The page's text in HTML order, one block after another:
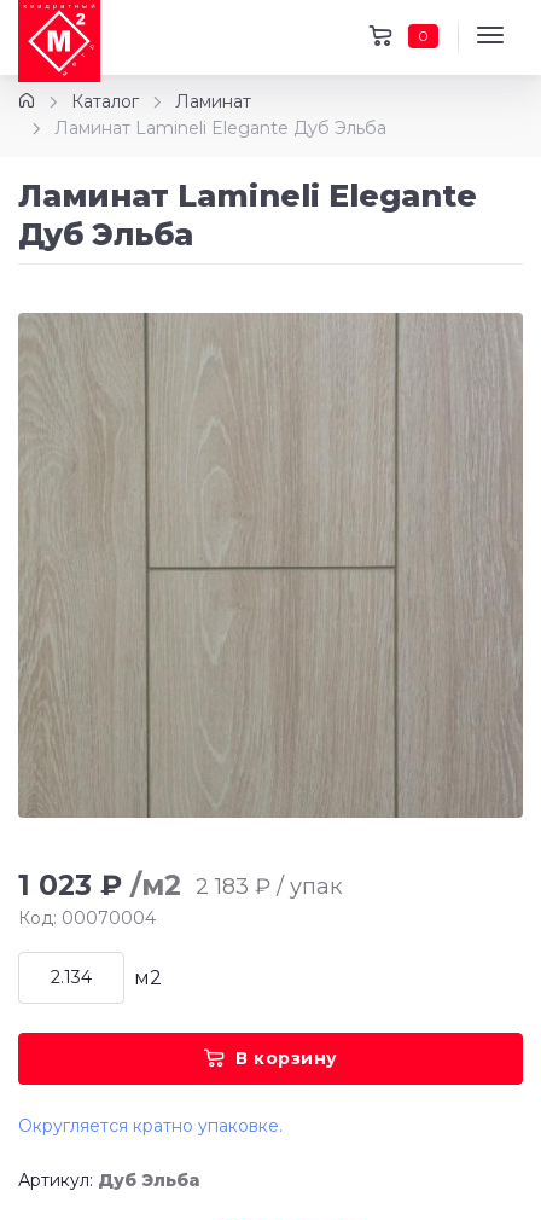
0
Каталог
Ламинат
Ламинат Lamineli Elegante Дуб Эльба
Ламинат Lamineli Elegante
Дуб Эльба
1 023 ₽ /м2 2 183 ₽ / упак
Код: 00070004
м2
В корзину
Округляется кратно упаковке.
Артикул: Дуб Эльба